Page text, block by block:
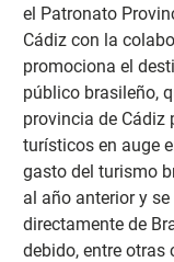
el Patronato
Cádiz con la
promociona el
público brasileño,
provincia de Cádiz
turísticos en auge
gasto del turismo
al año anterior y
directamente de
debido, entre otras